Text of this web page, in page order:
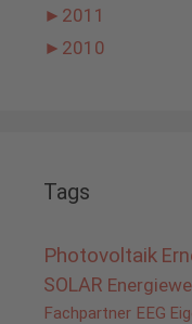
► 2011
► 2010
Tags
Photovoltaik
SOLAR
Fachpartner EEG